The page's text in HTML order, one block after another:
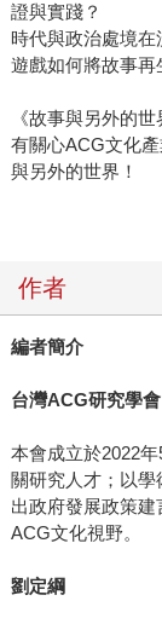
證與實踐？
時代與政治處境在
遊戲如何將故事再
《故事與另外的
有關心ACG文化
與另外的世界！
作者
編者簡介
台灣ACG研究學會
本會成立於2022
關研究人才；以
出政府發展政策
ACG文化視野。
劉定綱